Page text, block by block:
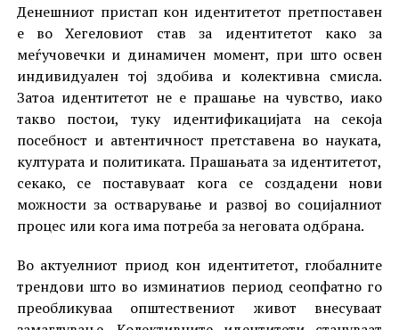
Денешниот пристап кон идентитетот претпоставен
е во Хегеловиот став за идентитетот како за
меѓучовечки и динамичен момент, при што освен
индивидуален тој здобива и колективна смисла.
Затоа идентитетот не е прашање на чувство, иако
такво постои, туку идентификацијата на секоја
посебност и автентичност претставена во науката,
културата и политиката. Прашањата за идентитетот,
секако, се поставуваат кога се создадени нови
можности за остварување и развој во социјалниот
процес или кога има потреба за неговата одбрана.
Во актуелниот приод кон идентитетот, глобалните
трендови што во изминатиов период сеопфатно го
преобликуваа општествениот живот внесуваат